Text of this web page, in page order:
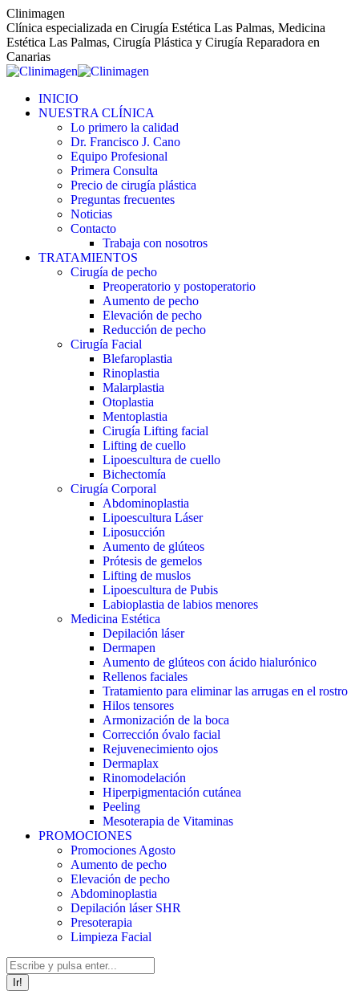
Saltar
al
contenido
Clinimagen
Clínica especializada en Cirugía Estética Las Palmas, Medicina
Estética Las Palmas, Cirugía Plástica y Cirugía Reparadora en
Canarias
INICIO
NUESTRA CLÍNICA
Lo primero la calidad
Dr. Francisco J. Cano
Equipo Profesional
Primera Consulta
Precio de cirugía plástica
Preguntas frecuentes
Noticias
Contacto
Trabaja con nosotros
TRATAMIENTOS
Cirugía de pecho
Preoperatorio y postoperatorio
Aumento de pecho
Elevación de pecho
Reducción de pecho
Cirugía Facial
Blefaroplastia
Rinoplastia
Malarplastia
Otoplastia
Mentoplastia
Cirugía Lifting facial
Lifting de cuello
Lipoescultura de cuello
Bichectomía
Cirugía Corporal
Abdominoplastia
Lipoescultura Láser
Liposucción
Aumento de glúteos
Prótesis de gemelos
Lifting de muslos
Lipoescultura de Pubis
Labioplastia de labios menores
Medicina Estética
Depilación láser
Dermapen
Aumento de glúteos con ácido hialurónico
Rellenos faciales
Tratamiento para eliminar las arrugas en el rostro
Hilos tensores
Armonización de la boca
Corrección óvalo facial
Rejuvenecimiento ojos
Dermaplax
Rinomodelación
Hiperpigmentación cutánea
Peeling
Mesoterapia de Vitaminas
PROMOCIONES
Promociones Agosto
Aumento de pecho
Elevación de pecho
Abdominoplastia
Depilación láser SHR
Presoterapia
Limpieza Facial
Buscar: